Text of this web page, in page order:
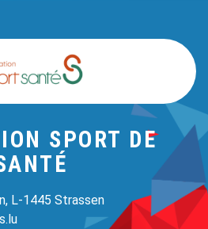
SPORT DE
L-1445 Strassen